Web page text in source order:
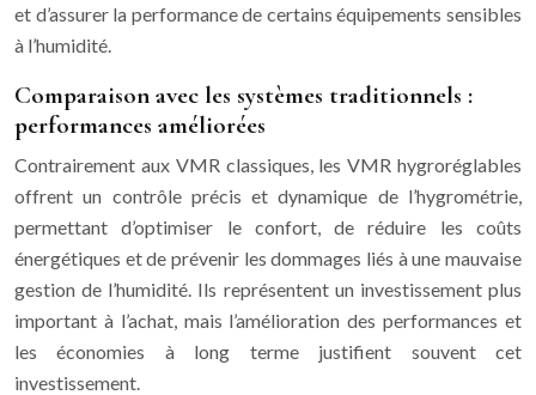
et d’assurer la performance de certains équipements sensibles
à l’humidité.
Comparaison avec les systèmes traditionnels :
performances améliorées
Contrairement aux VMR classiques, les VMR hygroréglables
offrent un contrôle précis et dynamique de l’hygrométrie,
permettant d’optimiser le confort, de réduire les coûts
énergétiques et de prévenir les dommages liés à une mauvaise
gestion de l’humidité. Ils représentent un investissement plus
important à l’achat, mais l’amélioration des performances et
les économies à long terme justifient souvent cet
investissement.